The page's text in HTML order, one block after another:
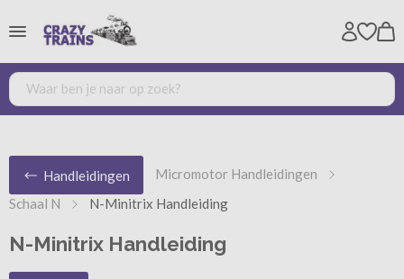
Handleidingen
Micromotor Handleidingen
Schaal N
N-Minitrix Handleiding
N-Minitrix Handleiding